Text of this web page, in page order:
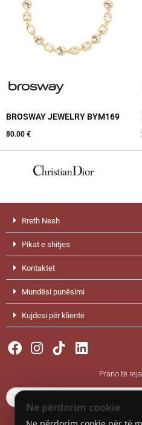
Ne përdorim cookie
BROSWAY JEWELRY BYM169
80.00 €
Rreth Nesh
Pikat e shitjes
Kontaktet
Mundësi punësimi
Kujdesi për klientë
Facebook
InstagramLinkedin
Prano të